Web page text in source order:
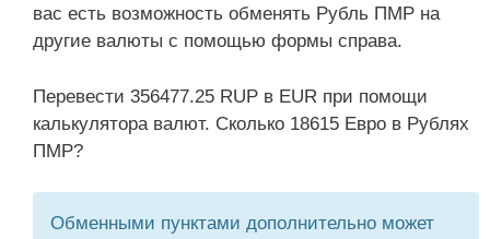
вас есть возможность обменять Рубль ПМР на
другие валюты с помощью формы справа.
Перевести 356477.25 RUP в EUR при помощи
калькулятора валют. Сколько 18615 Евро в Рублях
ПМР?
Обменными пунктами дополнительно может